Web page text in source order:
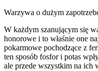
Warzywa o dużym
W każdym szanującym się
honorowe i to właśnie one
pokarmowe pochodzące z
ten sposób fosfor i potas
ale przede wszystkim na ich